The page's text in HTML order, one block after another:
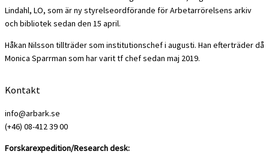
Lindahl, LO, som är ny styrelseordförande för Arbetarrörelsens arkiv
och bibliotek sedan den 15 april.
Håkan Nilsson tillträder som institutionschef i augusti. Han efterträder då
Monica Sparrman som har varit tf chef sedan maj 2019.
Kontakt
info@arbark.se
(+46) 08-412 39 00
Forskarexpedition/Research desk: